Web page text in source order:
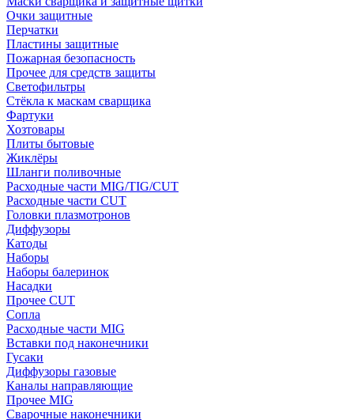
Очки защитные
Перчатки
Пластины защитные
Пожарная безопасность
Прочее для средств защиты
Светофильтры
Стёкла к маскам сварщика
Фартуки
Хозтовары
Плиты бытовые
Жиклёры
Шланги поливочные
Расходные части MIG/TIG/CUT
Расходные части CUT
Головки плазмотронов
Диффузоры
Катоды
Наборы
Наборы балеринок
Насадки
Прочее CUT
Сопла
Расходные части MIG
Вставки под наконечники
Гусаки
Диффузоры газовые
Каналы направляющие
Прочее MIG
Сварочные наконечники